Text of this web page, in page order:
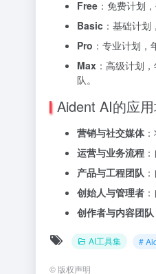
Free ：免费计划
Basic ：基础计
Pro ：专业计划
Max ：高级计划
队。
Aident AI的应
营销与社交媒体
运营与业务流程
产品与工程团队
创始人与管理者
创作者与内容团队
AI工具集 #
© 版权声明